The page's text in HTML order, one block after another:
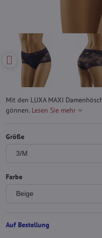
Mit den LUXA MAXI
gönnen. Lesen Sie mehr
Größe
Farbe
Auf Bestellung